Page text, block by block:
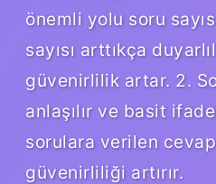
önemli yolu soru
sayısı arttıkça
güvenirlilik artar. 2.
anlaşılır ve basit
sorulara verilen
güvenirliliği artırır.